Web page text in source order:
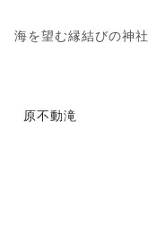
海を望む縁結びの神社
原不動滝